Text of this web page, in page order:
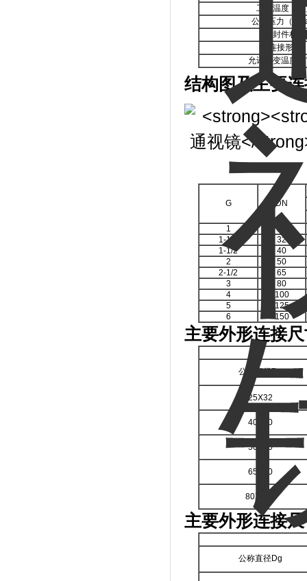
工作温度（℃
公称压力（
密封件材质
连接形式
允许急变温度
结构图及主要
G DN
1
25
1-1/4
32
1-1/2
40
2
50
2-1/2
65
3
80
4
100
5
125
6
150
主要外形连接
公称直径Dg
25X32
40X50
50X60
65X80
80X100
主要外形连接
公称直径Dg